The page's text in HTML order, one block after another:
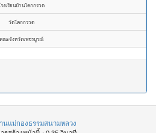
รงเรียนบ้านโคกกรวด
วัดโคกกรวด
คณะจังหวัดเพชรบูรณ์
นแม่กองธรรมสนามหลวง